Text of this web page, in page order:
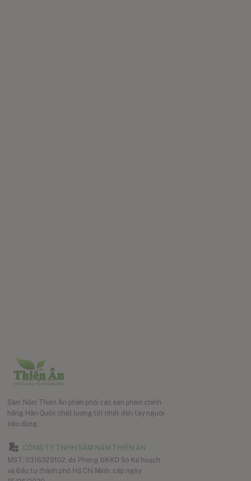
Sâm Nấm Thiên Ân phân phối các sản phẩm chính
hãng Hàn Quốc chất lượng tốt nhất đến tay người
tiêu dùng.
CÔNG TY TNHH SÂM NẤM THIÊN ÂN
MST: 0316323102, do Phòng ĐKKD Sở Kế hoạch
và Đầu tư thành phố Hồ Chí Minh, cấp ngày